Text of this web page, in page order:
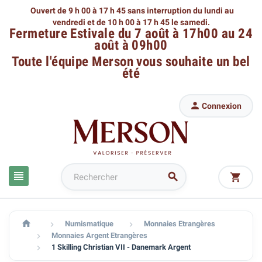
Ouvert de 9 h 00 à 17 h 45 sans interruption du lundi au
vendredi et de 10 h 00 à 17 h 45 le samedi.
Fermeture Estivale du 7 août à 17h00 au 24
août à 09h00
Toute l'équipe Mersonvous souhaite un bel
été
 
 Connexion

  Numismatique  Monnaies Etrangères
 Monnaies Argent Etrangères
 1 Skilling Christian VII - Danemark Argent